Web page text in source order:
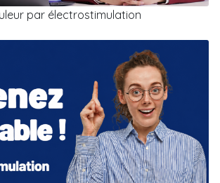
par électrostimulation